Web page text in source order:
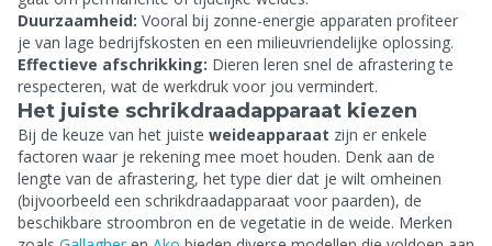
Duurzaamheid: Vooral bij zonne-energie apparaten profiteer
je van lage bedrijfskosten en een milieuvriendelijke oplossing.
Effectieve afschrikking: Dieren leren snel de afrastering te
respecteren, wat de werkdruk voor jou vermindert.
Het juiste schrikdraadapparaat kiezen
Bij de keuze van het juiste weideapparaat zijn er enkele
factoren waar je rekening mee moet houden. Denk aan de
lengte van de afrastering, het type dier dat je wilt omheinen
(bijvoorbeeld een schrikdraadapparaat voor paarden), de
beschikbare stroombron en de vegetatie in de weide. Merken